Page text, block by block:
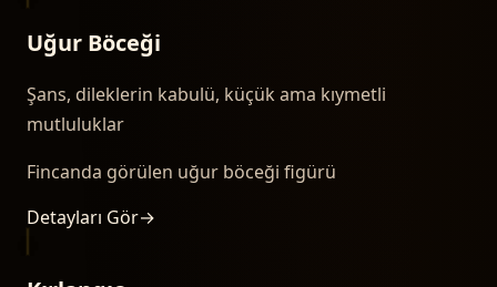
Uğur Böceği
Şans, dileklerin kabulü, küçük ama kıymetli
mutluluklar
Fincanda görülen uğur böceği figürü
Detayları Gör→